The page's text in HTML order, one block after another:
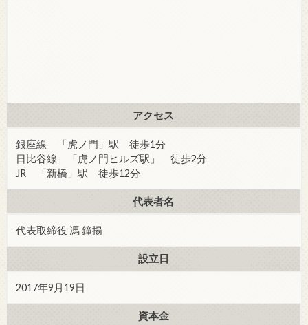
アクセス
銀座線 「虎ノ門」駅 徒歩1分
日比谷線 「虎ノ門ヒルズ駅」 徒歩2分
JR 「新橋」駅 徒歩12分
代表者名
代表取締役 馮 鐘揚
設立日
2017年9月19日
資本金